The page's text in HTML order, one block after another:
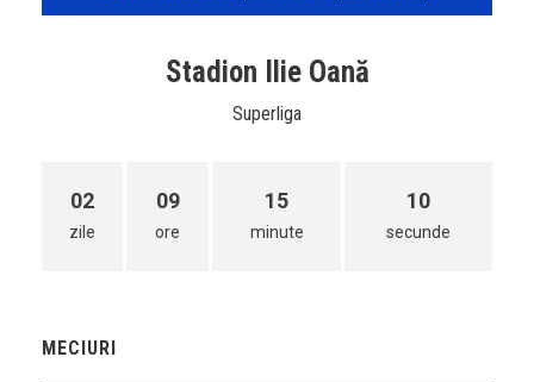
Stadion Ilie Oană
Superliga
02
zile
09
ore
15
minute
10
secunde
MECIURI